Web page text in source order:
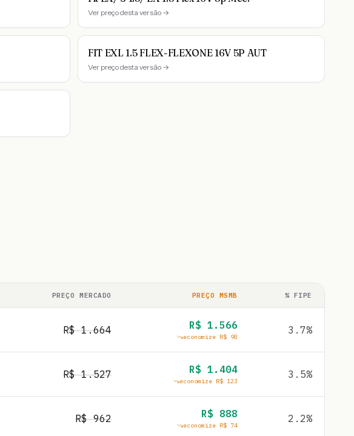
Ver preço desta versão →
FIT EXL 1.5 FLEX-FLEXONE 16V 5P AUT
Ver preço desta versão →
PREÇO MERCADO PREÇO MSMB % FIPE
R$1.664 R$ 1.566
economize R$ 98
3.7%
R$1.527 R$ 1.404
economize R$ 123
3.5%
R$962 R$ 888
economize R$ 74
2.2%